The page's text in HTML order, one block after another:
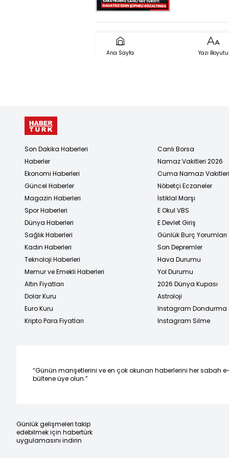
Türkiye'de
beklenen
süresi 78,5
şahıs
Ana Sayfa Yazı Boyutu
Son Dakika Haberleri
Haberler
Ekonomi Haberleri
Güncel Haberler
Magazin Haberleri
Spor Haberleri
Dünya Haberleri
Sağlık Haberleri
Kadın Haberleri
Teknoloji Haberleri
Memur ve Emekli Haberleri
Altın Fiyatları
Dolar Kuru
Euro Kuru
Kripto Para Fiyatları
Canlı Borsa
Namaz Vakitleri 2026
Cuma Namazı Vakitleri
Nöbetçi Eczaneler
İstiklal Marşı
E Okul VBS
E Devlet Giriş
Günlük Burç Yorumları
Son Depremler
Hava Durumu
Yol Durumu
2026 Dünya Kupası
Astroloji
Instagram Dondurma
Instagram Silme
“Günün manşetlerini ve en çok okunan haberlerini her sabah
bültene üye olun.”
Günlük gelişmeleri takip
edebilmek için habertürk
uygulamasını indirin